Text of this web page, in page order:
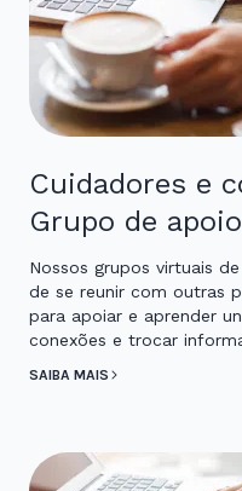
Cuidadores e
Grupo de
Nossos grupos virtuais
de se reunir com outras
para apoiar e aprender
conexões e trocar
SAIBA MAIS